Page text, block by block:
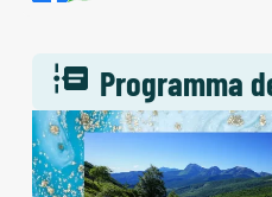
Programma